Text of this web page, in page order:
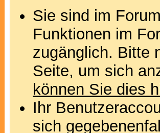
Sie sind im
Funktionen im
zugänglich. Bitte
Seite, um sich
können Sie dies
Ihr
sich